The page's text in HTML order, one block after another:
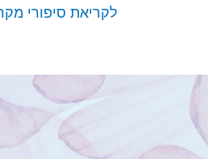
לקריאת סיפורי